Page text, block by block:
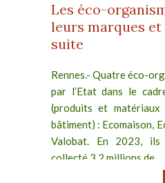
Les éco-
leurs marques
suite
Rennes.- Quatre éco-
par l’Etat dans le
(produits et
bâtiment) : Ecomaison,
Valobat. En 2023, ils
collecté 3,2 millions de...